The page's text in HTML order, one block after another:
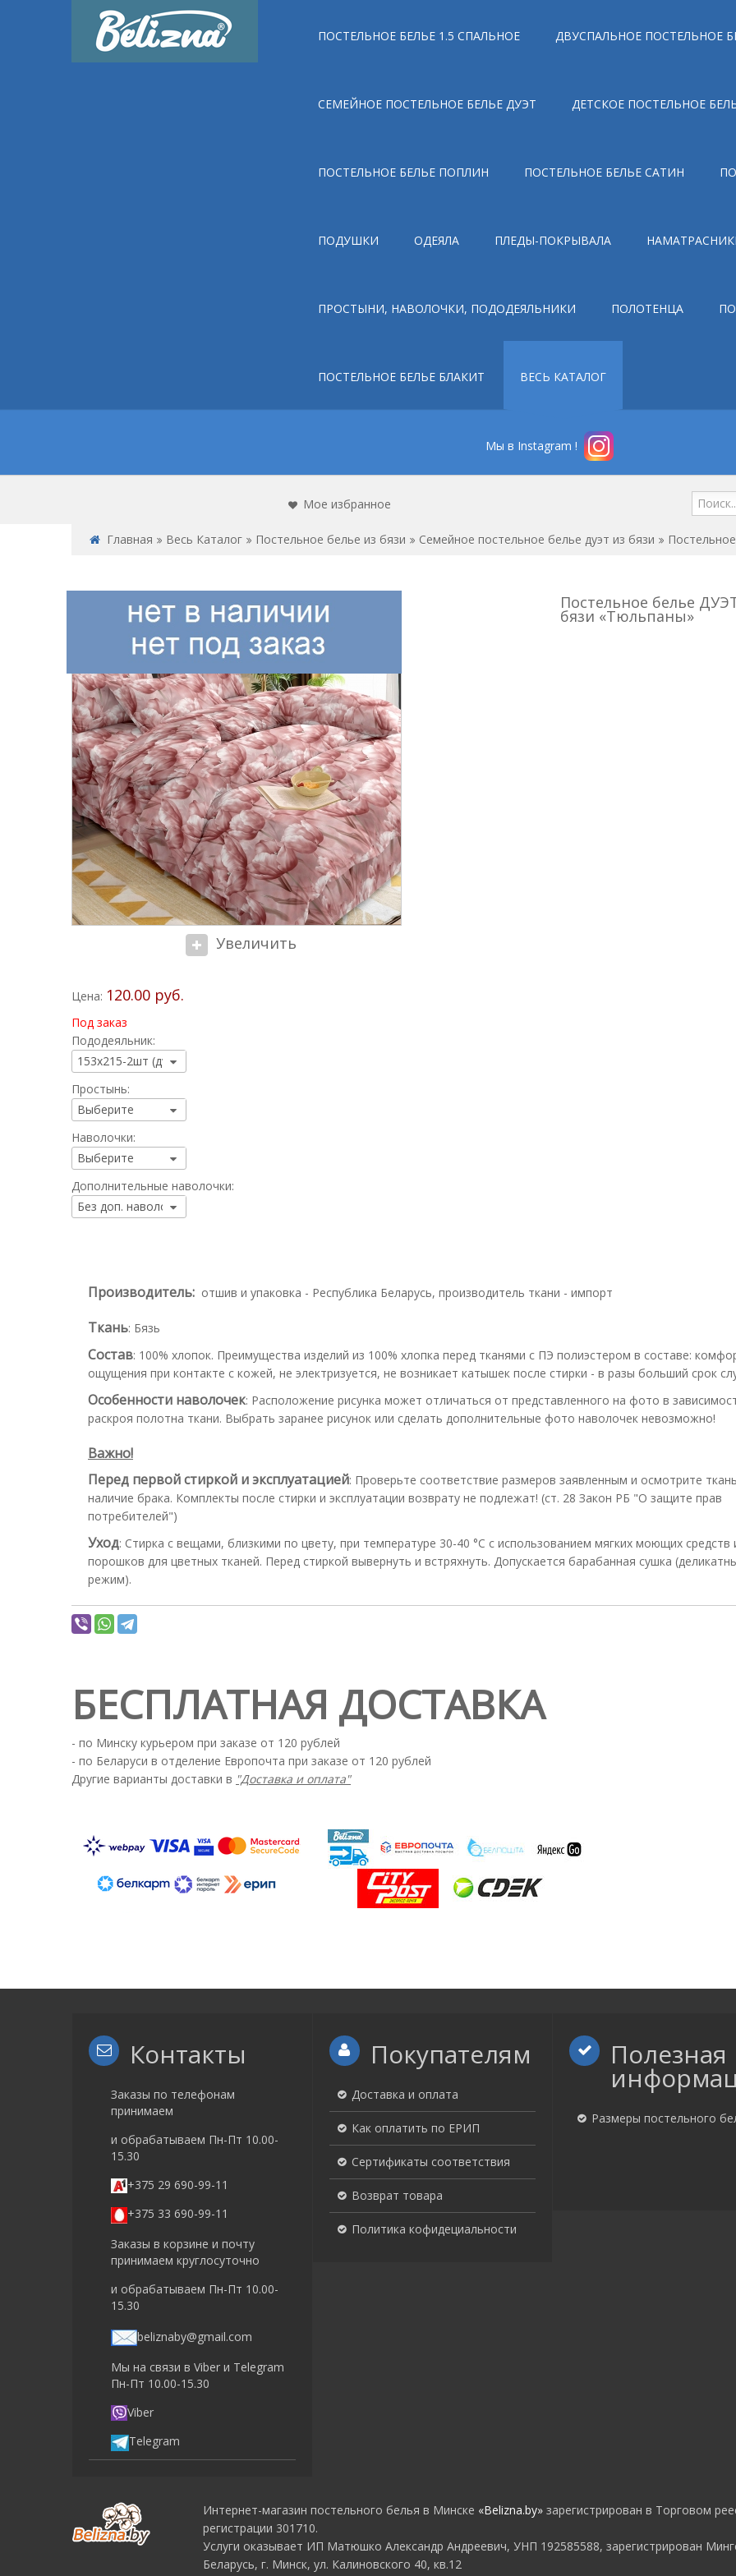
ПОСТЕЛЬНОЕ БЕЛЬЕ 1.5 СПАЛЬНОЕ ДВУСПАЛЬНОЕ ПОСТЕЛЬНОЕ
СЕМЕЙНОЕ ПОСТЕЛЬНОЕ БЕЛЬЕ ДУЭТ ДЕТСКОЕ ПОСТЕЛЬНОЕ
ПОСТЕЛЬНОЕ БЕЛЬЕ ПОПЛИН ПОСТЕЛЬНОЕ БЕЛЬЕ САТИН
ПОДУШКИ ОДЕЯЛА ПЛЕДЫ-ПОКРЫВАЛА
ПРОСТЫНИ, НАВОЛОЧКИ, ПОДОДЕЯЛЬНИКИ ПОЛОТЕНЦА
ПОСТЕЛЬНОЕ БЕЛЬЕ БЛАКИТ ВЕСЬ КАТАЛОГ
Мы в Instagram !
Мое избранное
Главная Весь Каталог Постельное белье из бязи Семейное постельное белье дуэт из бязи
Увеличить
Постельное белье
бязи «Тюльпаны»
Цена: 120.00 руб.
Под заказ
Пододеяльник:
Простынь:
Наволочки:
Дополнительные наволочки:
Производитель: отшив и упаковка - Республика Беларусь, производитель ткани - импорт
Ткань: Бязь
Состав: 100% хлопок. Преимущества изделий из 100% хлопка перед тканями с ПЭ полиэстером в составе:
ощущения при контакте с кожей, не электризуется, не возникает катышек после стирки - в разы больший срок
Особенности наволочек: Расположение рисунка может отличаться от представленного на фото в
раскроя полотна ткани. Выбрать заранее рисунок или сделать дополнительные фото наволочек невозможно!
Важно!
Перед первой стиркой и эксплуатацией: Проверьте соответствие размеров заявленным и осмотрите
наличие брака. Комплекты после стирки и эксплуатации возврату не подлежат! (ст. 28 Закон РБ "О защите прав
потребителей")
Уход: Стирка с вещами, близкими по цвету, при температуре 30-40 °С с использованием мягких моющих средств
порошков для цветных тканей. Перед стиркой вывернуть и встряхнуть. Допускается барабанная сушка
режим).
БЕСПЛАТНАЯ ДОСТАВКА
- по Минску курьером при заказе от 120 рублей
- по Беларуси в отделение Европочта при заказе от 120 рублей
Другие варианты доставки в "Доставка и оплата"
Контакты
Заказы по телефонам
принимаем
и обрабатываем Пн-Пт 10.00-
15.30
+375 29 690-99-11
+375 33 690-99-11
Заказы в корзине и почту
принимаем круглосуточно
и обрабатываем Пн-Пт 10.00-
15.30
beliznaby@gmail.com
Мы на связи в Viber и Telegram
Пн-Пт 10.00-15.30
Viber
Telegram
Покупателям
Доставка и оплата
Как оплатить по ЕРИП
Сертификаты соответствия
Возврат товара
Политика кофидециальности
Полезная
Размеры постельного
Интернет-магазин постельного белья в Минске «Belizna.by» зарегистрирован в Торговом
регистрации 301710.
Услуги оказывает ИП Мaтюшкo Александр Андреевич, УНП 192585588, зарегистрирован
Беларусь, г. Минск, ул. Калиновского 40, кв.12